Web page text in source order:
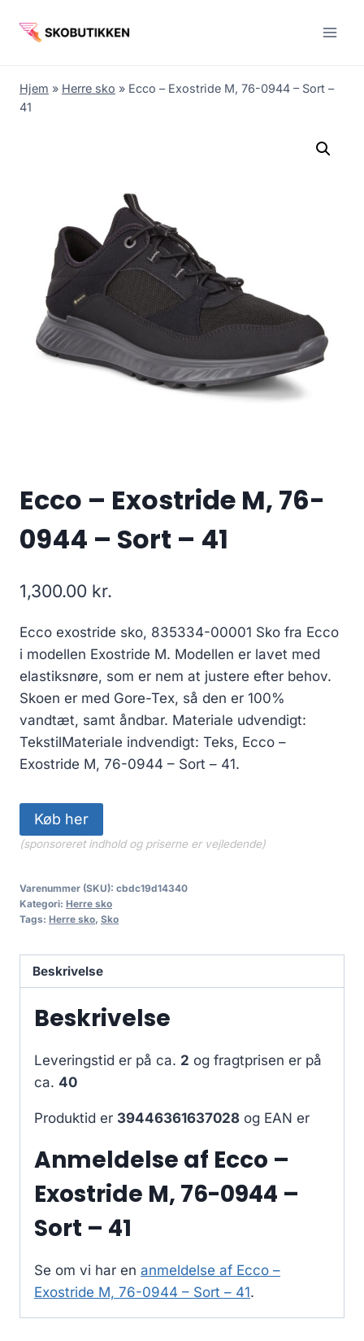
Hjem » Herre sko » Ecco – Exostride M, 76-0944 – Sort –
41
Ecco – Exostride M, 76-
0944 – Sort – 41
1,300.00 kr.
Ecco exostride sko, 835334-00001 Sko fra Ecco
i modellen Exostride M. Modellen er lavet med
elastiksnøre, som er nem at justere efter behov.
Skoen er med Gore-Tex, så den er 100%
vandtæt, samt åndbar. Materiale udvendigt:
TekstilMateriale indvendigt: Teks, Ecco –
Exostride M, 76-0944 – Sort – 41.
Køb her
(sponsoreret indhold og priserne er vejledende)
Varenummer (SKU): cbdc19d14340
Kategori: Herre sko
Tags: Herre sko, Sko
Beskrivelse
Beskrivelse
Leveringstid er på ca. 2 og fragtprisen er på
ca. 40
Produktid er 39446361637028 og EAN er
Anmeldelse af Ecco –
Exostride M, 76-0944 –
Sort – 41
Se om vi har en anmeldelse af Ecco –
Exostride M, 76-0944 – Sort – 41.